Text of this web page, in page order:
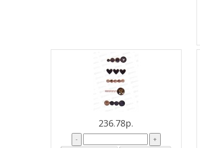
236.78р.
-
+